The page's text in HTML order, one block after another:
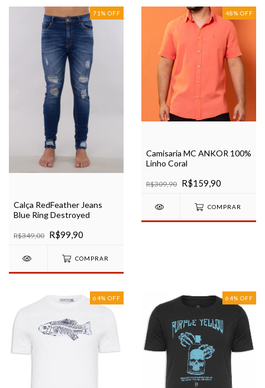
71 % OFF
Calça RedFeather Jeans
Blue Ring Destroyed
R$349,00 R$99,90
COMPRAR
48% OFF
Camisaria MC ANKOR 100%
Linho Coral
R$309,90 R$159,90
COMPRAR
64% OFF 64% OFF